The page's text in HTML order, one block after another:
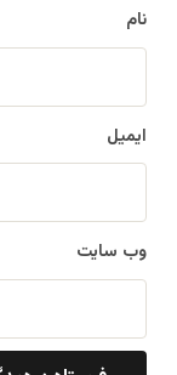
نام
ایمیل
وب‌ سایت